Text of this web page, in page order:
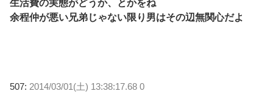
生活費の実態がどうか、とかをね
余程仲が悪い兄弟じゃない限り男はその辺無関心だよ
507: 2014/03/01(土) 13:38:17.68 0